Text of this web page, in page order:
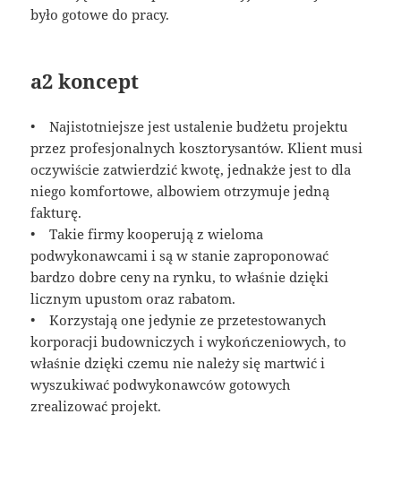
było gotowe do pracy.
a2 koncept
• Najistotniejsze jest ustalenie budżetu projektu
przez profesjonalnych kosztorysantów. Klient musi
oczywiście zatwierdzić kwotę, jednakże jest to dla
niego komfortowe, albowiem otrzymuje jedną
fakturę.
• Takie firmy kooperują z wieloma
podwykonawcami i są w stanie zaproponować
bardzo dobre ceny na rynku, to właśnie dzięki
licznym upustom oraz rabatom.
• Korzystają one jedynie ze przetestowanych
korporacji budowniczych i wykończeniowych, to
właśnie dzięki czemu nie należy się martwić i
wyszukiwać podwykonawców gotowych
zrealizować projekt.